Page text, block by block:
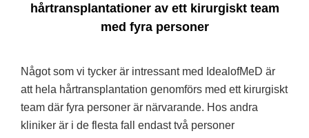
hårtransplantationer av ett kirurgiskt team
med fyra personer
Något som vi tycker är intressant med IdealofMeD är
att hela hårtransplantation genomförs med ett kirurgiskt
team där fyra personer är närvarande. Hos andra
kliniker är i de flesta fall endast två personer